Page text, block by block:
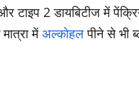
टाइप 2 डायबिटीज में
मेंअल्कोहलपीने से भी